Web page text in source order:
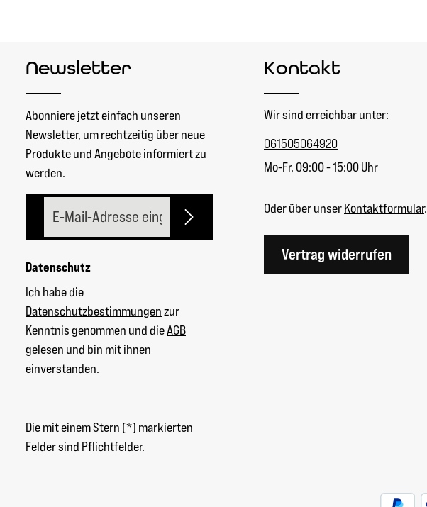
Newsletter
Abonniere jetzt einfach unseren
Newsletter, um rechtzeitig über neue
Produkte und Angebote informiert zu
werden.
Datenschutz
Ich habe die
Datenschutzbestimmungenzur
Kenntnis genommen und dieAGB
gelesen und bin mit ihnen
einverstanden.
Die mit einem Stern (*) markierten
Felder sind Pflichtfelder.
Kontakt
Wir sind erreichbar unter:
061505064920
Mo-Fr, 09:00 - 15:00 Uhr
Oder über unserKontaktformular.
Vertrag widerrufen